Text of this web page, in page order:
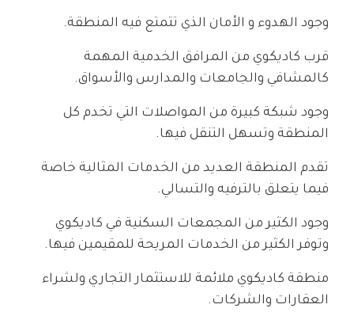
وجود الهدوء و الأمان الذي تتمتع فيه المنطقة.
قرب كاديكوي من المرافق الخدمية المهمة
كالمشافي والجامعات والمدارس والأسواق.
وجود شبكة كبيرة من المواصلات التي تخدم كل
المنطقة وتسهل التنقل فيها.
تقدم المنطقة العديد من الخدمات المثالية خاصة
فيما يتعلق بالترفيه والتسالي.
وجود الكثير من المجمعات السكنية في كاديكوي
وتوفر الكثير من الخدمات المريحة للمقيمين فيها.
منطقة كاديكوي ملائمة للاستثمار التجاري ولشراء
العقارات والشركات.